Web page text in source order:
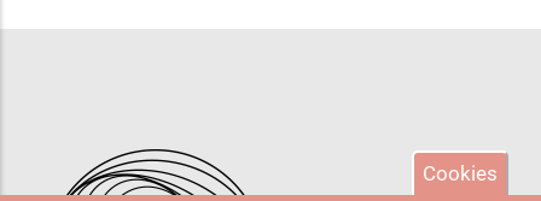
Cookies